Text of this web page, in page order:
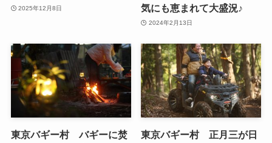
2025年12月8日
気にも恵まれて大盛況♪
2024年2月13日
東京バギー村 バギーに焚
東京バギー村 正月三が日